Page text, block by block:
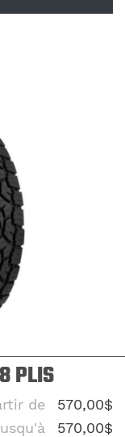
PLIS
de
570,00$
570,00$